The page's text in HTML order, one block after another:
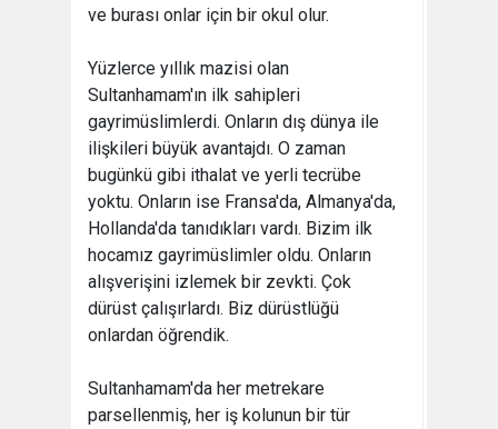
ve burası onlar için bir okul olur.
Yüzlerce yıllık mazisi olan
Sultanhamam'ın ilk sahipleri
gayrimüslimlerdi. Onların dış dünya ile
ilişkileri büyük avantajdı. O zaman
bugünkü gibi ithalat ve yerli tecrübe
yoktu. Onların ise Fransa'da, Almanya'da,
Hollanda'da tanıdıkları vardı. Bizim ilk
hocamız gayrimüslimler oldu. Onların
alışverişini izlemek bir zevkti. Çok
dürüst çalışırlardı. Biz dürüstlüğü
onlardan öğrendik.
Sultanhamam'da her metrekare
parsellenmiş, her iş kolunun bir tür